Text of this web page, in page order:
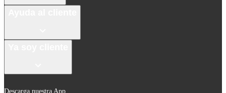
Descarga nuestra App